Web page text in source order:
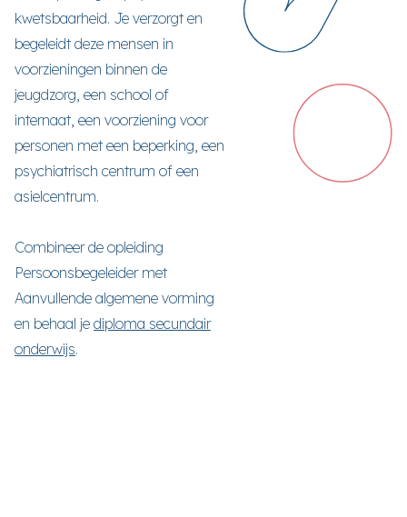
kwetsbaarheid. Je verzorgt en
begeleidt deze mensen in
voorzieningen binnen de
jeugdzorg, een school of
internaat, een voorziening voor
personen met een beperking, een
psychiatrisch centrum of een
asielcentrum.
Combineer de opleiding
Persoonsbegeleider met
Aanvullende algemene vorming
en behaal je diploma secundair
onderwijs.